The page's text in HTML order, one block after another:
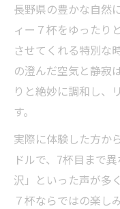
長野県の豊かな自然
ィー７杯をゆったり
させてくれる特別な
の澄んだ空気と静寂
りと絶妙に調和し、
す。
実際に体験した方か
ドルで、7杯目まで
沢」といった声が多
７杯ならではの楽し